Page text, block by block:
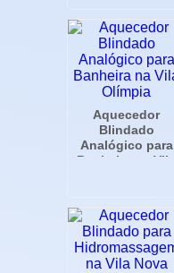
Aquecedor
Blindado
Analógico para
Banheira na Vila